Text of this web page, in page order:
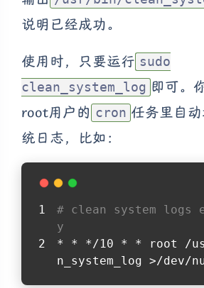
说明已经成功。
使用时，只要运行 sudo
clean_system_log 即可。
root用户的 cron 任务里自
统日志，比如：
# clean system logs
y
* * */10 * * root /
n_system_log >/dev/